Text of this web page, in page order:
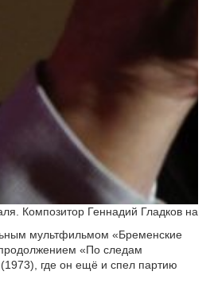
Композитор Геннадий Гладков
мультфильмом «Бременские
«По следам
где он ещё и спел партию